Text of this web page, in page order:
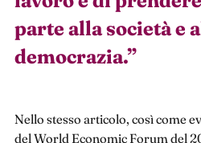
parte alla società e
democrazia.”
Nello stesso articolo, così come
del World Economic Forum del